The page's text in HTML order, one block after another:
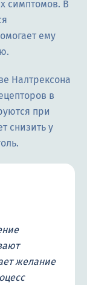
симптомов. В
ему
Налтрексона
в
при
снизить у
желание